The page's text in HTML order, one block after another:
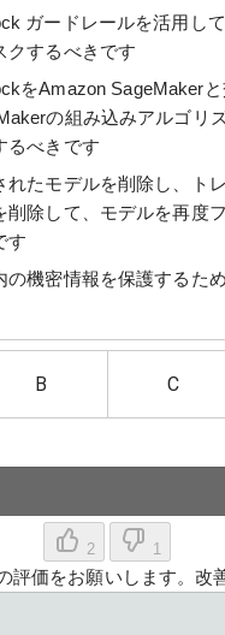
ガードレールを活用し
クするべきです
をAmazon SageMakerと
の組み込みアルゴリ
るべきです
れたモデルを削除し、ト
削除して、モデルを再度
す
の機密情報を保護するた
B C
2 1
評価をお願いします。改